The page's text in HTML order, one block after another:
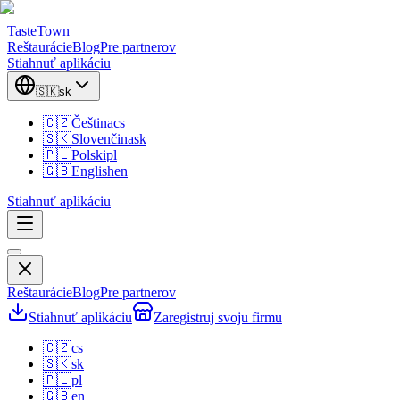
TasteTown
ReštaurácieBlogPre partnerov
Stiahnuť aplikáciu
🇸🇰sk
🇨🇿Češtinacs
🇸🇰Slovenčinask
🇵🇱Polskipl
🇬🇧Englishen
Stiahnuť aplikáciu
ReštaurácieBlogPre partnerov
Stiahnuť aplikáciu
Zaregistruj svoju firmu
🇨🇿cs
🇸🇰sk
🇵🇱pl
🇬🇧en